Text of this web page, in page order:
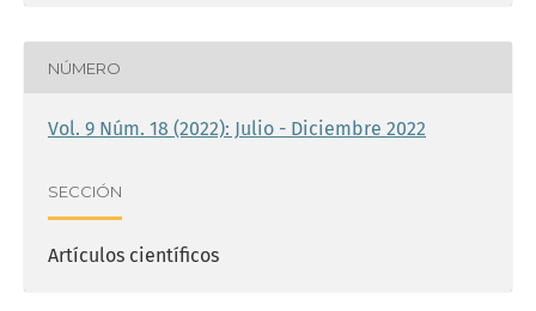
NÚMERO
Vol. 9 Núm. 18 (2022): Julio - Diciembre 2022
SECCIÓN
Artículos científicos